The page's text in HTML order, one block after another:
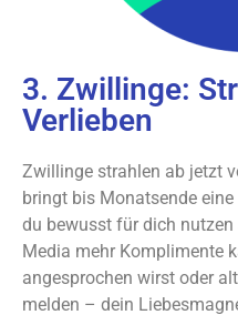
3. Zwillinge:
Verlieben
Zwillinge strahlen ab jetzt
bringt bis Monatsende
du bewusst für dich
Media mehr Komplimente
angesprochen wirst oder
melden – dein